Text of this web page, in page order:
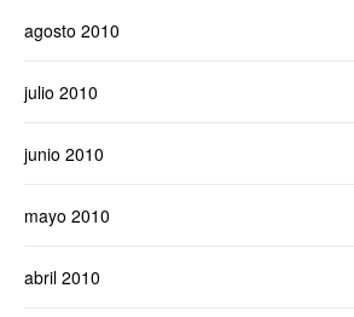
agosto 2010
julio 2010
junio 2010
mayo 2010
abril 2010